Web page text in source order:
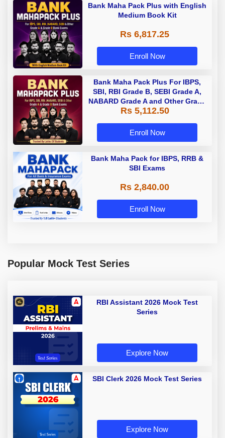
Bank Maha Pack Plus with English
Medium Book Kit
Rs 6,817.25
Enroll Now
Bank Maha Pack Plus For IBPS,
SBI, RBI Grade B, SEBI Grade A,
NABARD Grade A and Other Grade
A & Grade B Bank Exams
Rs 5,112.50
Enroll Now
Bank Maha Pack for IBPS, RRB &
SBI Exams
Rs 2,840.00
Enroll Now
Popular Mock Test Series
RBI Assistant 2026 Mock Test
Series
Explore Now
SBI Clerk 2026 Mock Test Series
Explore Now